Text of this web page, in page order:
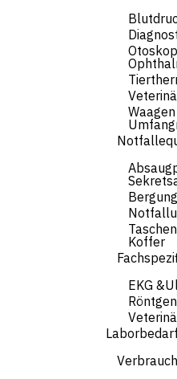
Koffer
EKG
Laborbedarf